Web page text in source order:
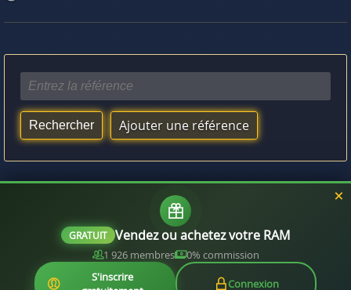
Ajouter une référence
Vous aimerez aussi :
Quelle RAM est compatible avec mon processeur ?
GRATUIT Vendez ou achetez votre RAM
1 926 membres
0% commission
S'inscrire
Connexion